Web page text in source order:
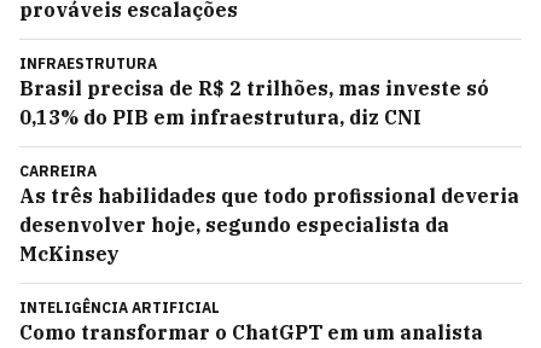
prováveis escalações
INFRAESTRUTURA
Brasil precisa de R$ 2 trilhões, mas investe só
0,13% do PIB em infraestrutura, diz CNI
CARREIRA
As três habilidades que todo profissional deveria
desenvolver hoje, segundo especialista da
McKinsey
INTELIGÊNCIA ARTIFICIAL
Como transformar o ChatGPT em um analista